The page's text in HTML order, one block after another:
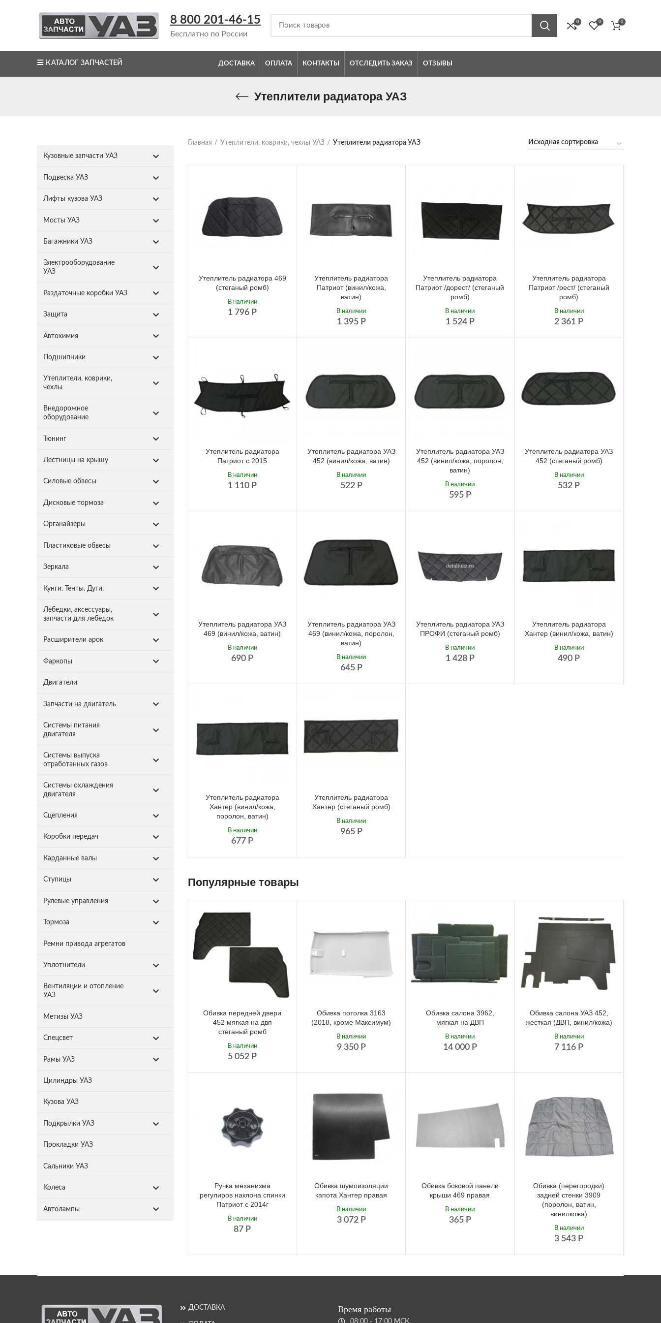
8 800 201-46-15
Бесплатно по России
0 0 0
КАТАЛОГ ЗАПЧАСТЕЙ ДОСТАВКА ОПЛАТА КОНТАКТЫ ОТСЛЕДИТЬ ЗАКАЗ ОТЗЫВЫ
Утеплители радиатора УАЗ
Кузовные запчасти УАЗ
Подвеска УАЗ
Лифты кузова УАЗ
Мосты УАЗ
Багажники УАЗ
Электрооборудование
УАЗ
Раздаточные коробки УАЗ
Защита
Автохимия
Подшипники
Утеплители, коврики,
чехлы
Внедорожное
оборудование
Тюнинг
Лестницы на крышу
Силовые обвесы
Дисковые тормоза
Органайзеры
Пластиковые обвесы
Зеркала
Кунги. Тенты. Дуги.
Лебедки, аксессуары,
запчасти для лебедок
Расширители арок
Фаркопы
Двигатели
Запчасти на двигатель
Системы питания
двигателя
Системы выпуска
отработанных газов
Системы охлаждения
двигателя
Сцепления
Коробки передач
Карданные валы
Ступицы
Рулевые управления
Тормоза
Ремни привода агрегатов
Уплотнители
Вентиляции и отопление
УАЗ
Метизы УАЗ
Спецсвет
Рамы УАЗ
Цилиндры УАЗ
Кузова УАЗ
Подкрылки УАЗ
Прокладки УАЗ
Сальники УАЗ
Колеса
Автолампы
Главная Утеплители, коврики, чехлы УАЗ Утеплители радиатора УАЗ
Утеплитель радиатора 469
(стеганый ромб)
1 796 Р
В наличии
Утеплитель радиатора
Патриот (винил/кожа,
ватин)
1 395 Р
В наличии
Утеплитель радиатора
Патриот /дорест/ (стеганый
ромб)
1 524 Р
В наличии
Утеплитель радиатора
Патриот /рест/ (стеганый
ромб)
2 361 Р
В наличии
Утеплитель радиатора
Патриот с 2015
1 110 Р
В наличии
Утеплитель радиатора УАЗ
452 (винил/кожа, ватин)
522 Р
В наличии
Утеплитель радиатора УАЗ
452 (винил/кожа, поролон,
ватин)
595 Р
В наличии
Утеплитель радиатора УАЗ
452 (стеганый ромб)
532 Р
В наличии
Утеплитель радиатора УАЗ
469 (винил/кожа, ватин)
690 Р
В наличии
Утеплитель радиатора УАЗ
469 (винил/кожа, поролон,
ватин)
645 Р
В наличии
Утеплитель радиатора УАЗ
ПРОФИ (стеганый ромб)
1 428 Р
В наличии
Утеплитель радиатора
Хантер (винил/кожа, ватин)
490 Р
В наличии
Утеплитель радиатора
Хантер (винил/кожа,
поролон, ватин)
677 Р
В наличии
Утеплитель радиатора
Хантер (стеганый ромб)
965 Р
В наличии
Популярные товары
Обивка передней двери
452 мягкая на двп
стеганый ромб
5 052 Р
В наличии
Обивка потолка 3163
(2018, кроме Максимум)
9 350 Р
В наличии
Обивка салона 3962,
мягкая на ДВП
14 000 Р
В наличии
Обивка салона УАЗ 452,
жесткая (ДВП, винил/кожа)
7 116 Р
В наличии
Ручка механизма
регулиров наклона спинки
Патриот с 2014г
87 Р
В наличии
Обивка шумоизоляции
капота Хантер правая
3 072 Р
В наличии
Обивка боковой панели
крыши 469 правая
365 Р
В наличии
Обивка (перегородки)
задней стенки 3909
(поролон, ватин,
винилкожа)
3 543 Р
В наличии
ДОСТАВКА Время работы